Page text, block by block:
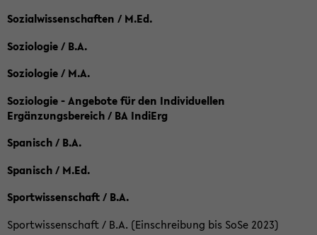
Sozialwissenschaften / M.Ed.
Soziologie / B.A.
Soziologie / M.A.
Soziologie - Angebote für den Individuellen
Ergänzungsbereich / BA IndiErg
Spanisch / B.A.
Spanisch / M.Ed.
Sportwissenschaft / B.A.
Sportwissenschaft / B.A. (Einschreibung bis SoSe 2023)